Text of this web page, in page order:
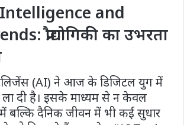
and
प्रौद्योगिकी का उभरता
(AI) ने आज के डिजिटल युग में
ला दी है। इसके माध्यम से न केवल
में बल्कि दैनिक जीवन में भी कई सुधार